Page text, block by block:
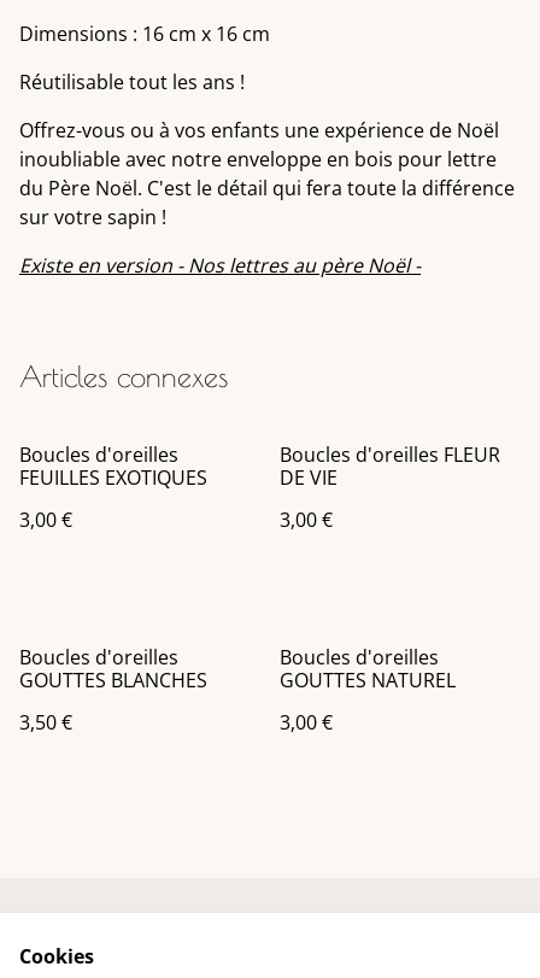
Dimensions : 16 cm x 16 cm
Réutilisable tout les ans !
Offrez-vous ou à vos enfants une expérience de Noël
inoubliable avec notre enveloppe en bois pour lettre
du Père Noël. C'est le détail qui fera toute la différence
sur votre sapin !
Existe en version - Nos lettres au père Noël -
Articles connexes
Boucles d'oreilles
FEUILLES EXOTIQUES
3,00 €
Boucles d'oreilles FLEUR
DE VIE
3,00 €
Boucles d'oreilles
GOUTTES BLANCHES
3,50 €
Boucles d'oreilles
GOUTTES NATUREL
3,00 €
Cookies